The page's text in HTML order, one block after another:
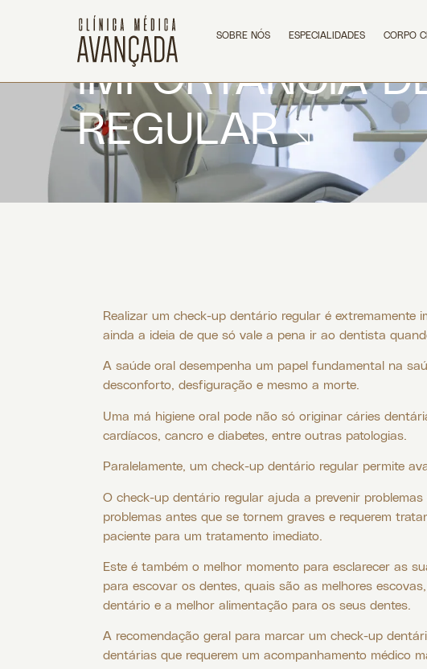
SOBRE NÓS ESPECIALIDADES CORPO
IMPORTÂNCIA
REGULAR
Realizar um check-up dentário regular é
ainda a ideia de que só vale a pena ir ao dentista
A saúde oral desempenha um papel fundamental na
desconforto, desfiguração e mesmo a morte.
Uma má higiene oral pode não só originar cáries
cardíacos, cancro e diabetes, entre outras patologias.
Paralelamente, um check-up dentário regular permite
O check-up dentário regular ajuda a prevenir
problemas antes que se tornem graves e requerem
paciente para um tratamento imediato.
Este é também o melhor momento para esclarecer as
para escovar os dentes, quais são as melhores
dentário e a melhor alimentação para os seus dentes.
A recomendação geral para marcar um check-up
dentárias que requerem um acompanhamento médico